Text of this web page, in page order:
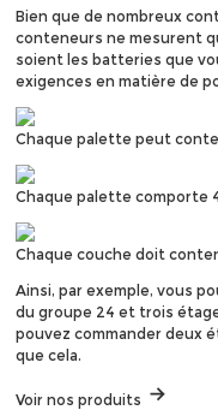
Bien que de nombreux
conteneurs ne mesurent
soient les batteries que
exigences en matière de
Chaque palette peut
Chaque palette comporte
Chaque couche doit
Ainsi, par exemple, vous
du groupe 24 et trois
pouvez commander deux
que cela.
Voir nos produits